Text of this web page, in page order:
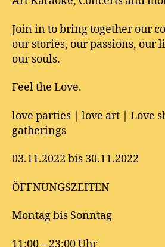
Join in to bring together our
our stories, our passions, our
our souls.
Feel the Love.
love parties | love art | Love
gatherings
03.11.2022 bis 30.11.2022
ÖFFNUNGSZEITEN
Montag bis Sonntag
11:00 – 23:00 Uhr